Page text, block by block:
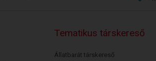
Tematikus társkereső
Állatbarát társkereső